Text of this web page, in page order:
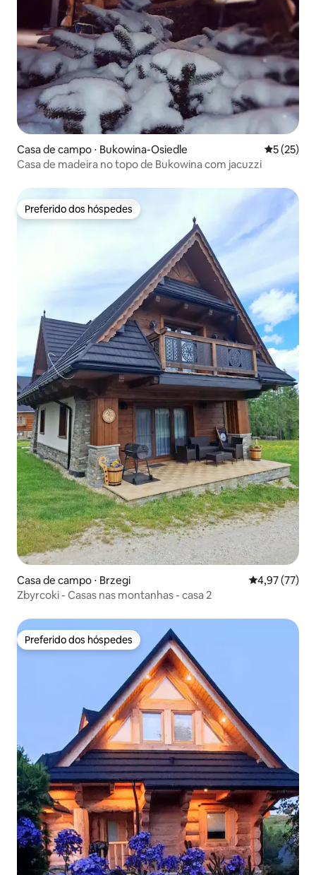
Casa de campo ⋅ Bukowina-Osiedle 5 de uma
5 (25)
Casa de madeira no topo de Bukowina com jacuzzi
Preferido dos hóspedes
Preferido dos hóspedes
Casa de campo ⋅ Brzegi 4,97 de uma
4,97 (77)
Zbyrcoki - Casas nas montanhas - casa 2
Preferido dos hóspedes
Preferido dos hóspedes